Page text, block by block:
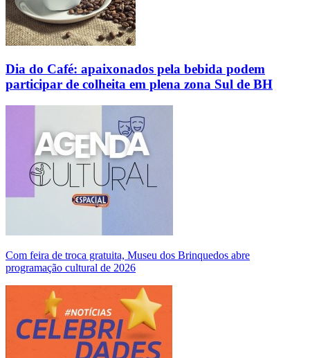
Dia do Café: apaixonados pela bebida podem
participar de colheita em plena zona Sul de BH
Com feira de troca gratuita, Museu dos Brinquedos abre
programação cultural de 2026